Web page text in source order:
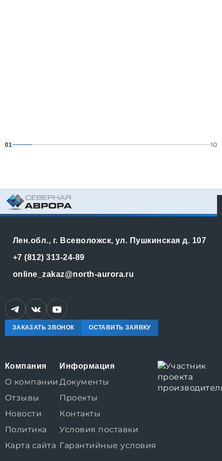
01 10
Лен.обл., г. Всеволожск, ул. Пушкинская д. 107
+7 (812) 313-24-89
online_zakaz@north-aurora.ru
ЗАКАЗАТЬ ЗВОНОК ОСТАВИТЬ ЗАЯВКУ
Компания
О компании
Отзывы
Новости
Политика
Карта сайта
Информация
Документы
Проекты
Контакты
Условия поставки
Гарантийные условия